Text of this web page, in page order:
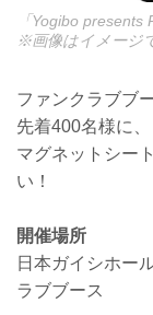
「Yogibo
※画像はイメージ
ファンクラブブ
先着400名様に
マグネットシー
い！
開催場所
日本ガイシホー
ラブブース